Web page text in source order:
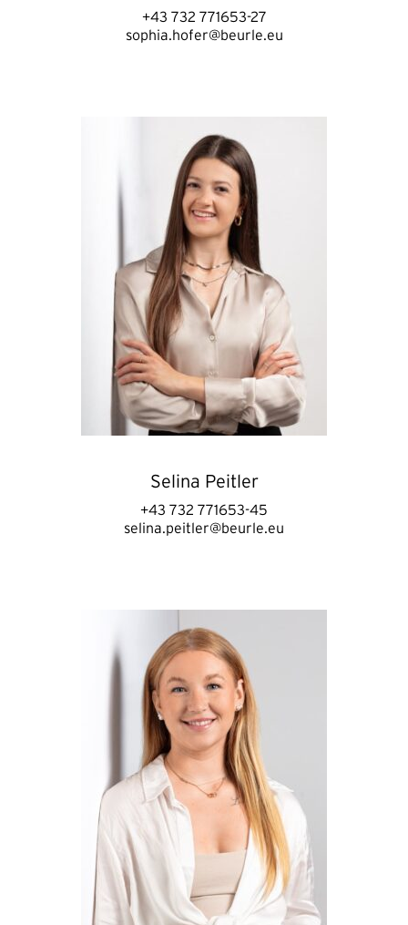
+43 732 771653-27
sophia.hofer@beurle.eu
Selina Peitler
+43 732 771653-45
selina.peitler@beurle.eu